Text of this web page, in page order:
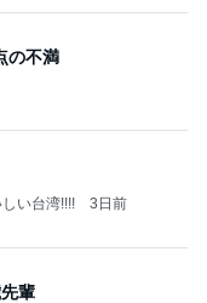
の不満
い台湾!!!! 3日前
輩